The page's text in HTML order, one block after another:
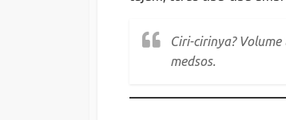
Ciri-cirinya?
medsos.